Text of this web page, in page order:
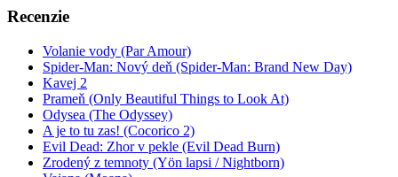
Recenzie
Volanie vody (Par Amour)
Spider-Man: Nový deň (Spider-Man: Brand New Day)
Kavej 2
Prameň (Only Beautiful Things to Look At)
Odysea (The Odyssey)
A je to tu zas! (Cocorico 2)
Evil Dead: Zhor v pekle (Evil Dead Burn)
Zrodený z temnoty (Yön lapsi / Nightborn)